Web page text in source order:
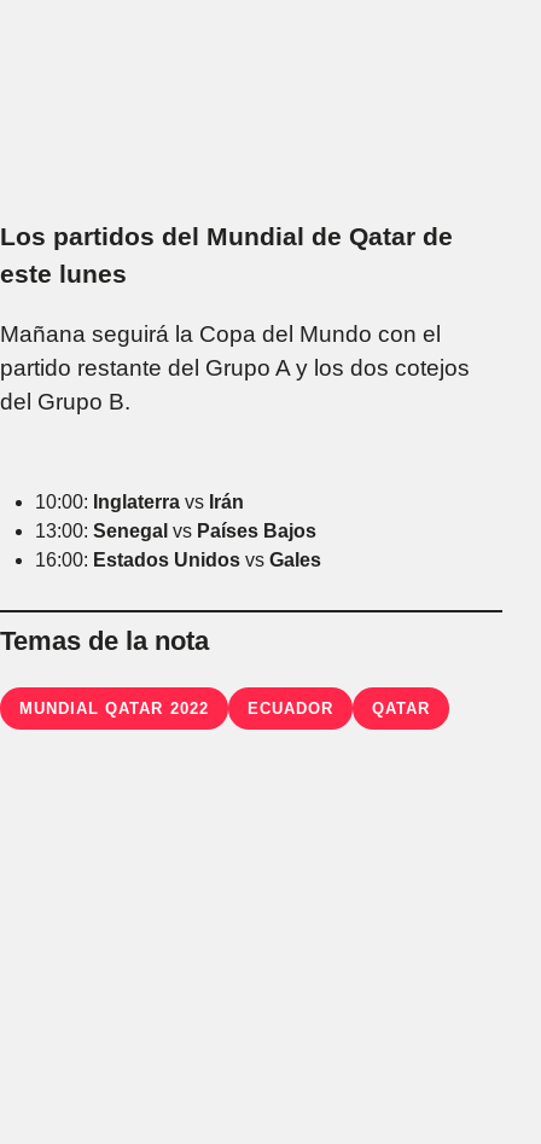
Los partidos del Mundial de Qatar de
este lunes
Mañana seguirá la Copa del Mundo con el
partido restante del Grupo A y los dos cotejos
del Grupo B.
10:00: Inglaterra vs Irán
13:00: Senegal vs Países Bajos
16:00: Estados Unidos vs Gales
Temas de la nota
MUNDIAL QATAR 2022 ECUADOR QATAR